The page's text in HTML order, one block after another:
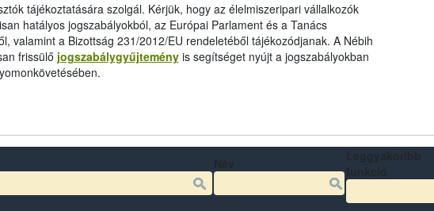
tájékoztatására szolgál. Kérjük, hogy az élelmiszeripari vállalkozók
hatályos jogszabályokból, az Európai Parlament és a Tanács
valamint a Bizottság 231/2012/EU rendeletéből tájékozódjanak. A Nébih
frissülő jogszabálygyűjteményis segítséget nyújt a jogszabályokban